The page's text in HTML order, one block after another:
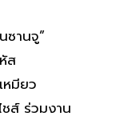
ซานจู”
ส
มียว
ส์ ร่วมงาน